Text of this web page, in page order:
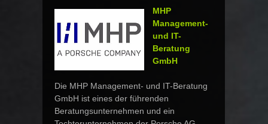
MHP
Management-
und IT-
Beratung
GmbH
Die MHP Management- und IT-Beratung
GmbH ist eines der führenden
Beratungsunternehmen und ein